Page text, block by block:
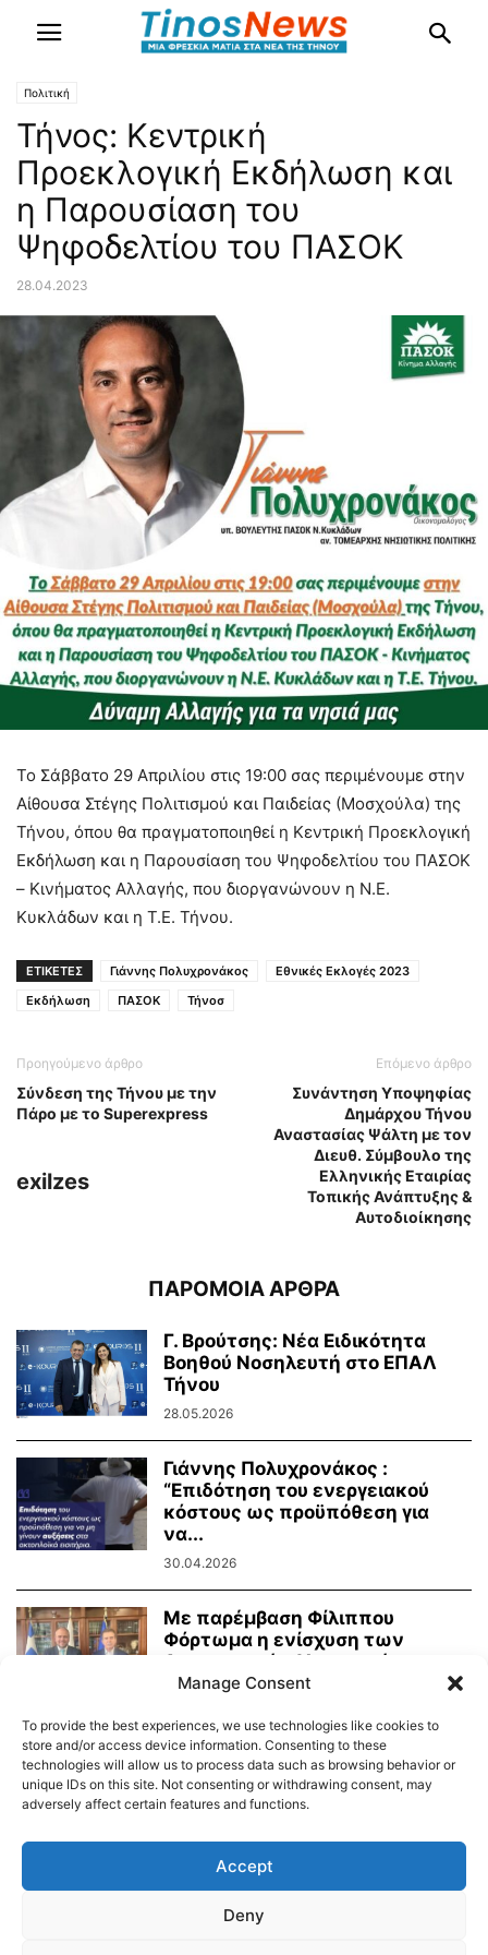
Πολιτική
Τήνος: Κεντρική
Προεκλογική Εκδήλωση και
η Παρουσίαση του
Ψηφοδελτίου του ΠΑΣΟΚ
28.04.2023
Το Σάββατο 29 Απριλίου στις 19:00 σας περιμένουμε στην
Αίθουσα Στέγης Πολιτισμού και Παιδείας (Μοσχούλα) της
Τήνου, όπου θα πραγματοποιηθεί η Κεντρική Προεκλογική
Εκδήλωση και η Παρουσίαση του Ψηφοδελτίου του ΠΑΣΟΚ
– Κινήματος Αλλαγής, που διοργανώνουν η Ν.Ε.
Κυκλάδων και η Τ.Ε. Τήνου.
ΕΤΙΚΕΤΕΣ Γιάννης Πολυχρονάκος
Εθνικές Εκλογές 2023
Εκδήλωση
ΠΑΣΟΚ Τήνοσ
Προηγούμενο άρθρο
Σύνδεση της Τήνου με την
Πάρο με το Superexpress
Επόμενο άρθρο
Συνάντηση Υποψηφίας
Δημάρχου Τήνου
Αναστασίας Ψάλτη με τον
Διευθ. Σύμβουλο της
Ελληνικής Εταιρίας
Τοπικής Ανάπτυξης &
Αυτοδιοίκησης
exilzes
ΠΑΡΟΜΟΙΑ ΑΡΘΡΑ
Γ. Βρούτσης: Νέα Ειδικότητα
Βοηθού Νοσηλευτή στο ΕΠΑΛ
Τήνου
28.05.2026
Γιάννης Πολυχρονάκος :
“Επιδότηση του ενεργειακού
κόστους ως προϋπόθεση για
να...
30.04.2026
Με παρέμβαση Φίλιππου
Φόρτωμα η ενίσχυση των
Αστυνομικών Υπηρεσιών των
Κυκλάδων...
Δημοτικό Λιμενικό Ταμείο Τήνου – Άνδρου
Manage Consent
To provide the best experiences, we use technologies like cookies to
store and/or access device information. Consenting to these
technologies will allow us to process data such as browsing behavior or
unique IDs on this site. Not consenting or withdrawing consent, may
adversely affect certain features and functions.
Accept
Deny